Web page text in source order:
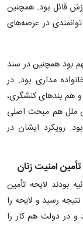
قائل بود. همچنین
در عرصه‌های
بود همچنین در سند
مداری بود. در
هم بندهای کنشگری،
ملل هم مبحث اصلی
رویکرد ایشان در
امنیت زنان
بودند لایحه تأمین
بلاتکلیف بود بعد از ۳ ماه به نتیجه رسید و لایحه را
در دولت هم کار را